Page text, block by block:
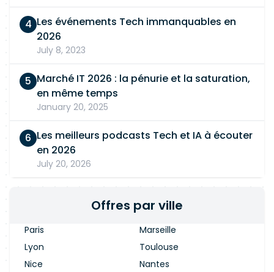
Les événements Tech immanquables en
2026
July 8, 2023
Marché IT 2026 : la pénurie et la saturation,
en même temps
January 20, 2025
Les meilleurs podcasts Tech et IA à écouter
en 2026
July 20, 2026
Offres par ville
Paris
Marseille
Lyon
Toulouse
Nice
Nantes